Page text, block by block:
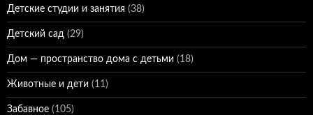
Детские студии и занятия (38)
Детский сад (29)
Дом — пространство дома с детьми (18)
Животные и дети (11)
Забавное (105)